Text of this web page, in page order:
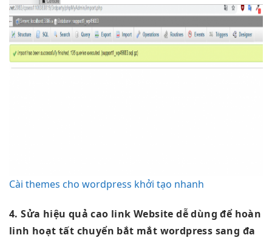
Cài themes cho wordpress khởi tạo nhanh
4. Sửa hiệu quả cao link Websitedễ dùng để hoàn
linh hoạt tất chuyển bắt mắt wordpress sang đa